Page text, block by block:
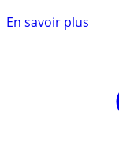
En savoir plus